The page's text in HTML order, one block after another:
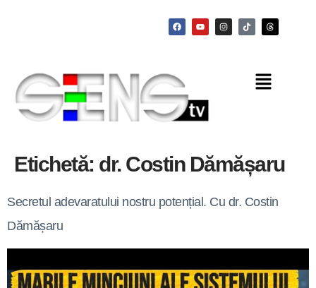
Etichetă: dr. Costin Dămășaru
Secretul adevaratului nostru potențial. Cu dr. Costin
Dămășaru